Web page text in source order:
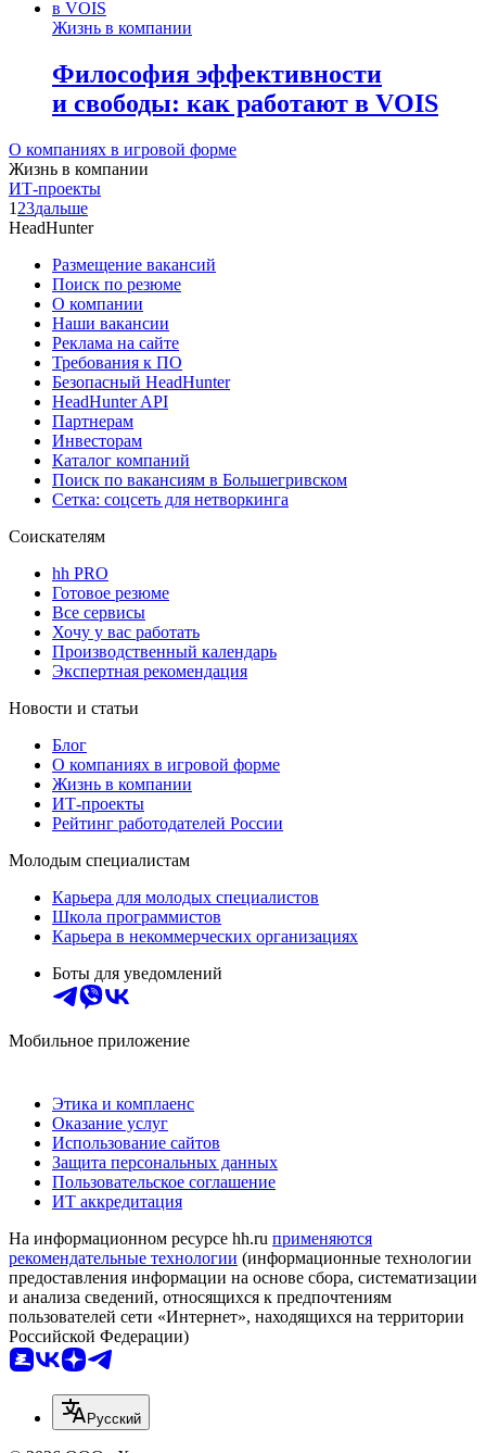
Жизнь в компании
Философия эффективности
и свободы: как работают в VOIS
О компаниях в игровой форме
Жизнь в компании
ИТ-проекты
1 23дальше
HeadHunter
Размещение вакансий
Поиск по резюме
О компании
Наши вакансии
Реклама на сайте
Требования к ПО
Безопасный HeadHunter
HeadHunter API
Партнерам
Инвесторам
Каталог компаний
Поиск по вакансиям в Большегривском
Сетка: соцсеть для нетворкинга
Соискателям
hh PRO
Готовое резюме
Все сервисы
Хочу у вас работать
Производственный календарь
Экспертная рекомендация
Новости и статьи
Блог
О компаниях в игровой форме
Жизнь в компании
ИТ-проекты
Рейтинг работодателей России
Молодым специалистам
Карьера для молодых специалистов
Школа программистов
Карьера в некоммерческих организациях
Боты для уведомлений
Мобильное приложение
Этика и комплаенс
Оказание услуг
Использование сайтов
Защита персональных данных
Пользовательское соглашение
ИТ аккредитация
На информационном ресурсе hh.ru применяются
рекомендательные технологии (информационные технологии
предоставления информации на основе сбора, систематизации
и анализа сведений, относящихся к предпочтениям
пользователей сети «Интернет», находящихся на территории
Российской Федерации)
Русский